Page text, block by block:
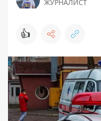
ЖУРНАЛИСТ
👍